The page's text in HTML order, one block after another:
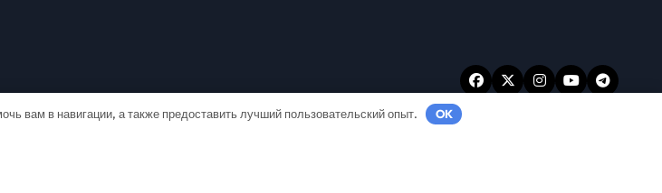
вам в навигации, а также предоставить лучший пользовательский опыт. OK